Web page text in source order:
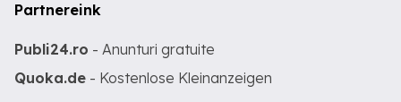
Partnereink
Publi24.ro - Anunturi gratuite
Quoka.de - Kostenlose Kleinanzeigen